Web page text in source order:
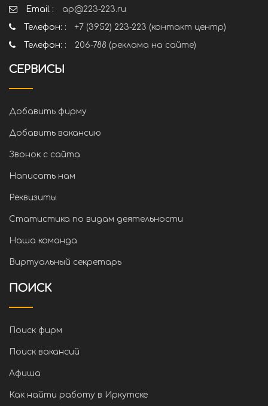
Email :
ap@223-223.ru
Телефон: :
+7 (3952) 223-223 (контакт центр)
Телефон: :
206-788 (реклама на сайте)
СЕРВИСЫ
Добавить фирму
Добавить вакансию
Звонок с сайта
Написать нам
Реквизиты
Статистика по видам деятельности
Наша команда
Виртуальный секретарь
ПОИСК
Поиск фирм
Поиск вакансий
Афиша
Как найти работу в Иркутске